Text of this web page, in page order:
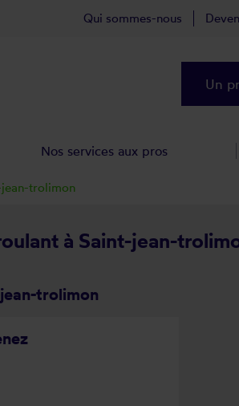
à Saint-jean-
trolimon
trolimon
Qui sommes-nous
Un
Nos services aux pros